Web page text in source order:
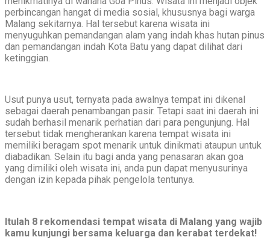
perbincangan hangat di media sosial, khususnya bagi warga
Malang sekitarnya. Hal tersebut karena wisata ini
menyuguhkan pemandangan alam yang indah khas hutan pinus
dan pemandangan indah Kota Batu yang dapat dilihat dari
ketinggian.
Usut punya usut, ternyata pada awalnya tempat ini dikenal
sebagai daerah penambangan pasir. Tetapi saat ini daerah ini
sudah berhasil menarik perhatian dari para pengunjung. Hal
tersebut tidak mengherankan karena tempat wisata ini
memiliki beragam spot menarik untuk dinikmati ataupun untuk
diabadikan. Selain itu bagi anda yang penasaran akan goa
yang dimiliki oleh wisata ini, anda pun dapat menyusurinya
dengan izin kepada pihak pengelola tentunya.
Itulah 8 rekomendasi tempat wisata di Malang yang wajib
kamu kunjungi bersama keluarga dan kerabat terdekat!